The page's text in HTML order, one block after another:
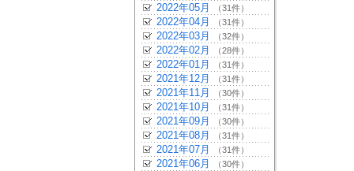
2022年05月 （31件）
2022年04月 （31件）
2022年03月 （32件）
2022年02月 （28件）
2022年01月 （31件）
2021年12月 （31件）
2021年11月 （30件）
2021年10月 （31件）
2021年09月 （30件）
2021年08月 （31件）
2021年07月 （31件）
2021年06月 （30件）